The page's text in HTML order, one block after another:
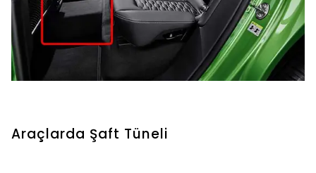
Araçlarda Şaft Tüneli